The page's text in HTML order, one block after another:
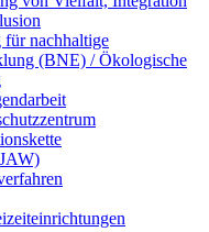
nachhaltige
(BNE) / Ökologische